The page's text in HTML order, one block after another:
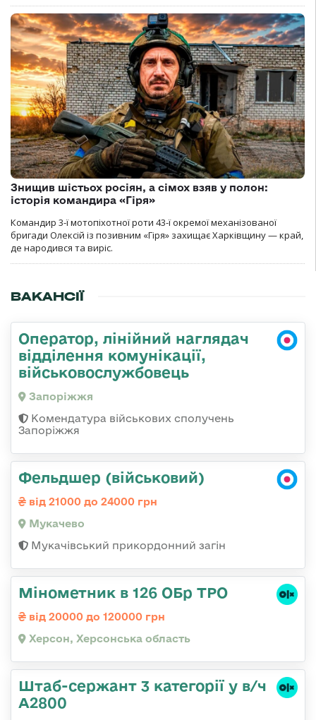
Знищив шістьох росіян, а сімох взяв у полон:
історія командира «Гіря»
Командир 3-ї мотопіхотної роти 43-ї окремої механізованої
бригади Олексій із позивним «Гіря» захищає Харківщину — край,
де народився та виріс.
ВАКАНСІЇ
Оператор, лінійний наглядач
відділення комунікації,
військовослужбовець
Запоріжжя
Комендатура військових сполучень
Запоріжжя
Фельдшер (військовий)
від 21000 до 24000 грн
Мукачево
Мукачівський прикордонний загін
Мінометник в 126 ОБр ТРО
від 20000 до 120000 грн
Херсон, Херсонська область
Штаб-сержант 3 категорії у в/ч
А2800